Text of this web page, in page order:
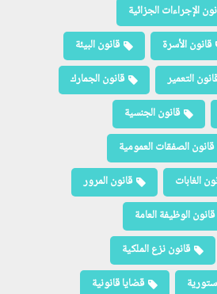
الإجراءات الجزائية
قانون الأسرة
قانون البيئة
التعمير
قانون الجمارك
قانون الجنسية
قانون الصفقات العمومية
الغابات
قانون المرور
قانون الوظيفة العامة
قانون نزع الملكية
قضايا قانونية